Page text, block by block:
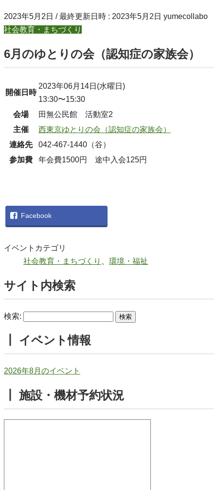
2023年5月2日 / 最終更新日時 : 2023年5月2日 yumecollabo
社会教育・まちづくり
6月のゆとりの会（認知症の家族会）
開催日時
2023年06月14日(水曜日)
13:30〜15:30
会場
田無公民館 活動室2
主催
西東京ゆとりの会（認知症の家族会）
連絡先
042-467-1440（谷）
参加費
年会費1500円 途中入会125円
Facebook
イベントカテゴリ
社会教育・まちづくり
環境・福祉
サイト内検索
検索:
┃ イベント情報
2026年8月のイベント
┃ 施設・機材予約状況